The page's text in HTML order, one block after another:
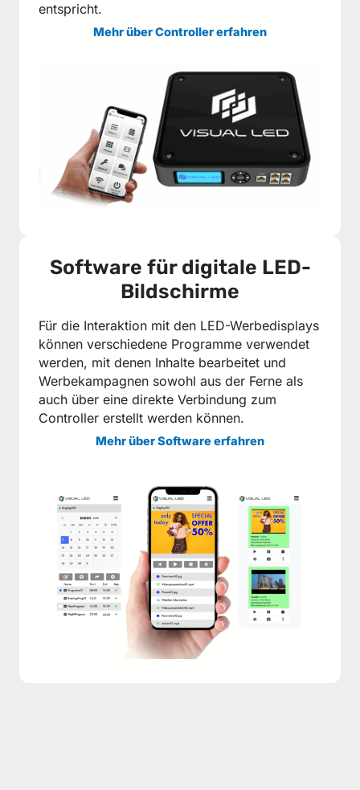
entspricht.
Mehr über Controller erfahren
Software für digitale LED-
Bildschirme
Für die Interaktion mit den LED-Werbedisplays
können verschiedene Programme verwendet
werden, mit denen Inhalte bearbeitet und
Werbekampagnen sowohl aus der Ferne als
auch über eine direkte Verbindung zum
Controller erstellt werden können.
Mehr über Software erfahren